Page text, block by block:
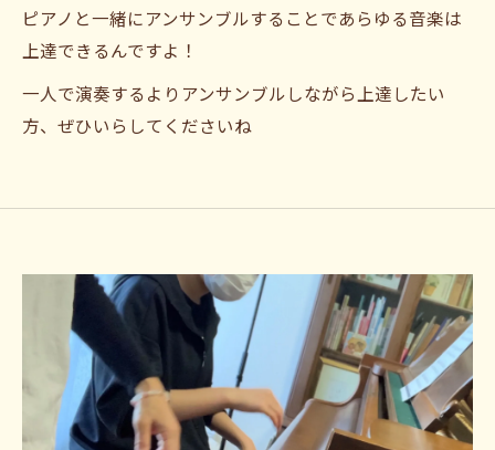
ピアノと一緒にアンサンブルすることであらゆる音楽は
上達できるんですよ！
一人で演奏するよりアンサンブルしながら上達したい
方、ぜひいらしてくださいね